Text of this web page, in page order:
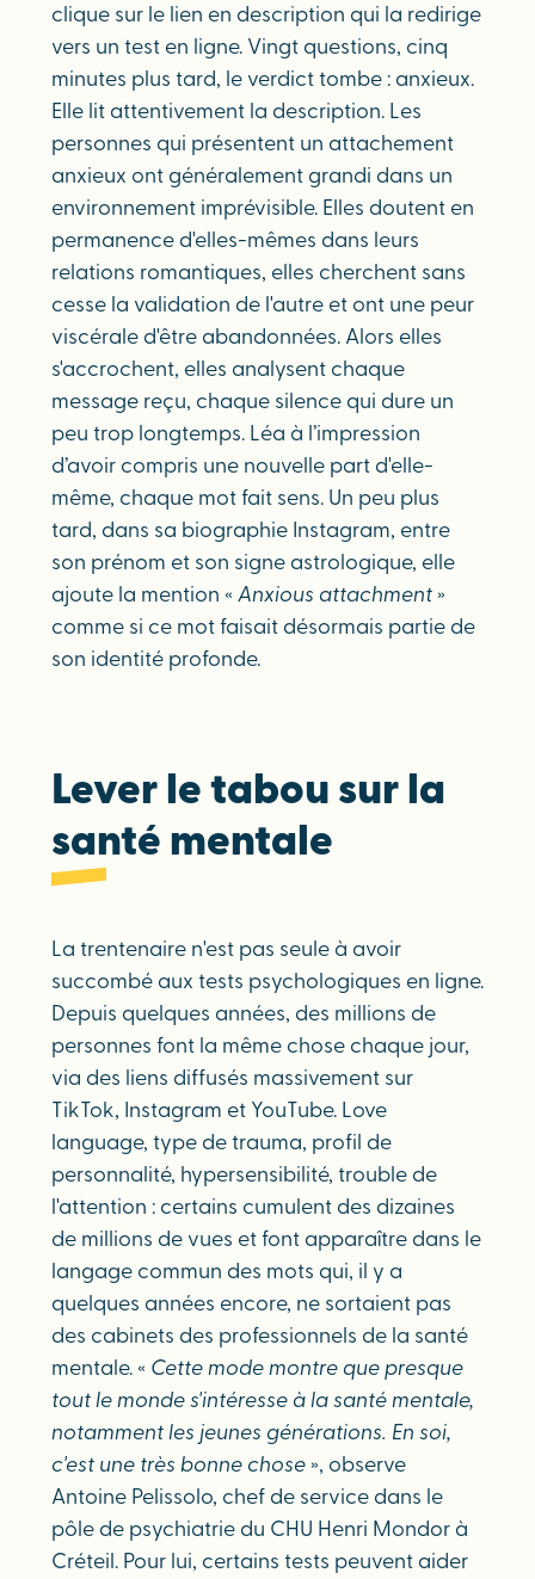
clique sur le lien en description qui la redirige
vers un test en ligne. Vingt questions, cinq
minutes plus tard, le verdict tombe : anxieux.
Elle lit attentivement la description. Les
personnes qui présentent un attachement
anxieux ont généralement grandi dans un
environnement imprévisible. Elles doutent en
permanence d'elles-mêmes dans leurs
relations romantiques, elles cherchent sans
cesse la validation de l'autre et ont une peur
viscérale d'être abandonnées. Alors elles
s'accrochent, elles analysent chaque
message reçu, chaque silence qui dure un
peu trop longtemps. Léa à l’impression
d’avoir compris une nouvelle part d'elle-
même, chaque mot fait sens. Un peu plus
tard, dans sa biographie Instagram, entre
son prénom et son signe astrologique, elle
ajoute la mention « Anxious attachment »
comme si ce mot faisait désormais partie de
son identité profonde.
Lever le tabou sur la
santé mentale
La trentenaire n'est pas seule à avoir
succombé aux tests psychologiques en ligne.
Depuis quelques années, des millions de
personnes font la même chose chaque jour,
via des liens diffusés massivement sur
TikTok, Instagram et YouTube. Love
language, type de trauma, profil de
personnalité, hypersensibilité, trouble de
l'attention : certains cumulent des dizaines
de millions de vues et font apparaître dans le
langage commun des mots qui, il y a
quelques années encore, ne sortaient pas
des cabinets des professionnels de la santé
mentale. « Cette mode montre que presque
tout le monde s'intéresse à la santé mentale,
notamment les jeunes générations. En soi,
c'est une très bonne chose », observe
Antoine Pelissolo, chef de service dans le
pôle de psychiatrie du CHU Henri Mondor à
Créteil. Pour lui, certains tests peuvent aider